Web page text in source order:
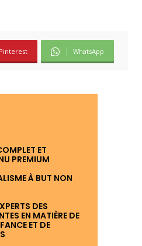
Pinterest WhatsApp
ET
PREMIUM
À BUT NON
DES
EN MATIÈRE DE
ET DE